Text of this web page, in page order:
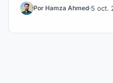
Transformación Digital
Por Hamza Ahmed 5 oct.